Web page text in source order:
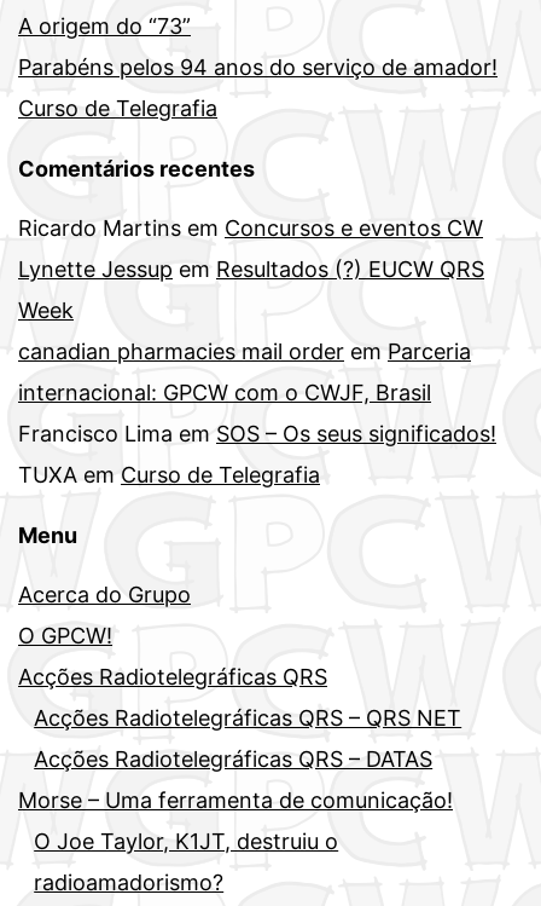
A origem do “73”
Parabéns pelos 94 anos do serviço de amador!
Curso de Telegrafia
Comentários recentes
Ricardo Martins em Concursos e eventos CW
Lynette Jessup em Resultados (?) EUCW QRS
Week
canadian pharmacies mail order em Parceria
internacional: GPCW com o CWJF, Brasil
Francisco Lima em SOS – Os seus significados!
TUXA em Curso de Telegrafia
Menu
Acerca do Grupo
O GPCW!
Acções Radiotelegráficas QRS
Acções Radiotelegráficas QRS – QRS NET
Acções Radiotelegráficas QRS – DATAS
Morse – Uma ferramenta de comunicação!
O Joe Taylor, K1JT, destruiu o
radioamadorismo?